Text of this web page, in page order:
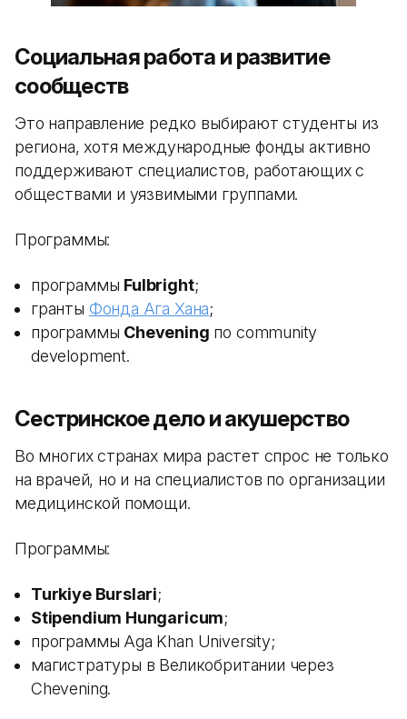
Социальная работа и развитие
сообществ
Это направление редко выбирают студенты из
региона, хотя международные фонды активно
поддерживают специалистов, работающих с
обществами и уязвимыми группами.
Программы:
программы Fulbright;
гранты Фонда Ага Хана;
программы Chevening по community
development.
Сестринское дело и акушерство
Во многих странах мира растет спрос не только
на врачей, но и на специалистов по организации
медицинской помощи.
Программы:
Turkiye Burslari;
Stipendium Hungaricum;
программы Aga Khan University;
магистратуры в Великобритании через
Chevening.